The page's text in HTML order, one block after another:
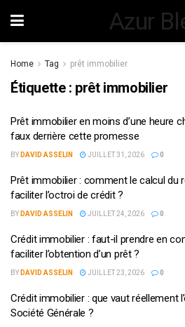
Azur
Home Tag prêt immobilier
Étiquette : prêt immobilier
Prêt immobilier en moins d’une heure
faux derrière cette promesse
BY DAVID ASSELIN JUILLET 31, 2026 0
Prêt immobilier : comment le calcul du
faciliter l’octroi de crédit ?
BY DAVID ASSELIN JUILLET 24, 2026 0
Crédit immobilier : faut-il prendre en
faciliter l’obtention d’un prêt ?
BY DAVID ASSELIN JUILLET 23, 2026 0
Crédit immobilier : que vaut réellement
Société Générale ?